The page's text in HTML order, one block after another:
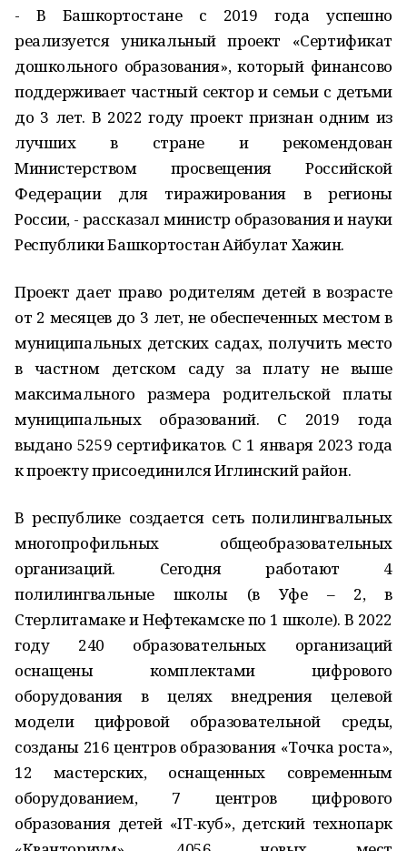
- В Башкортостане с 2019 года успешно
реализуется уникальный проект «Сертификат
дошкольного образования», который финансово
поддерживает частный сектор и семьи с детьми
до 3 лет. В 2022 году проект признан одним из
лучших в стране и рекомендован
Министерством просвещения Российской
Федерации для тиражирования в регионы
России, - рассказал министр образования и науки
Республики Башкортостан Айбулат Хажин.
Проект дает право родителям детей в возрасте
от 2 месяцев до 3 лет, не обеспеченных местом в
муниципальных детских садах, получить место
в частном детском саду за плату не выше
максимального размера родительской платы
муниципальных образований. С 2019 года
выдано 5259 сертификатов. С 1 января 2023 года
к проекту присоединился Иглинский район.
В республике создается сеть полилингвальных
многопрофильных общеобразовательных
организаций. Сегодня работают 4
полилингвальные школы (в Уфе – 2, в
Стерлитамаке и Нефтекамске по 1 школе). В 2022
году 240 образовательных организаций
оснащены комплектами цифрового
оборудования в целях внедрения целевой
модели цифровой образовательной среды,
созданы 216 центров образования «Точка роста»,
12 мастерских, оснащенных современным
оборудованием, 7 центров цифрового
образования детей «IT-куб», детский технопарк